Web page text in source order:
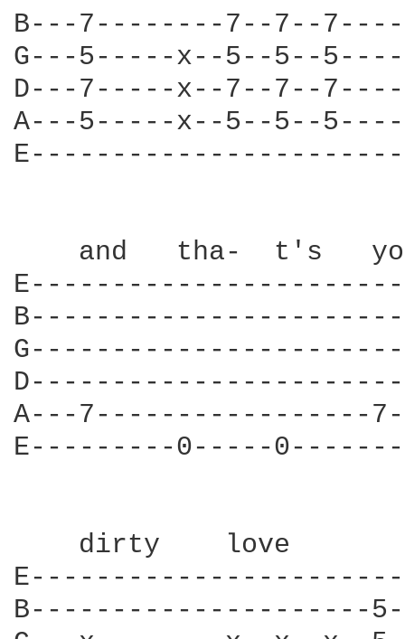
B---7--------7--7--
G---5-----x--5--5--
D---7-----x--7--7--
A---5-----x--5--5--
and   tha-  t's
A---7-----------------
E---------0-----
dirty
B---------------------